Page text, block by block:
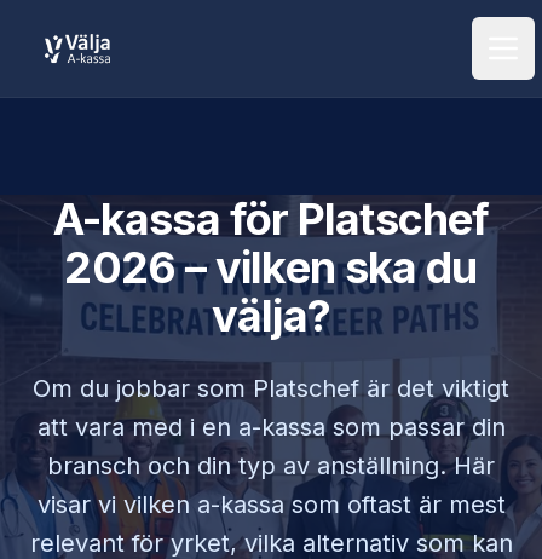
A-kassa för Platschef
2026 – vilken ska du
välja?
Om du jobbar som Platschefär det viktigt
att vara med i en a-kassa som passar din
bransch och din typ av anställning. Här
visar vi vilken a-kassa som oftast är mest
relevant för yrket, vilka alternativ som kan